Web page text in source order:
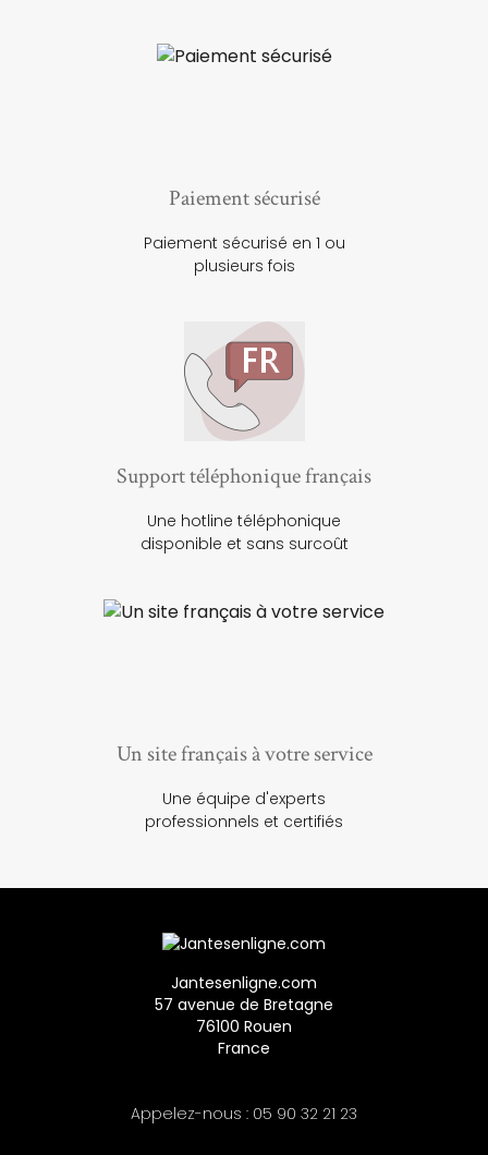
Paiement sécurisé
Paiement sécurisé en 1 ou
plusieurs fois
Support téléphonique français
Une hotline téléphonique
disponible et sans surcoût
Un site français à votre service
Une équipe d'experts
professionnels et certifiés
Jantesenligne.com
57 avenue de Bretagne
76100 Rouen
France
Appelez-nous : 05 90 32 21 23